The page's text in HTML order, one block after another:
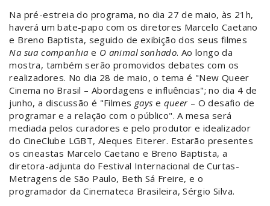
Na pré-estreia do programa, no dia 27 de maio, às 21h,
haverá um bate-papo com os diretores Marcelo Caetano
e Breno Baptista, seguido de exibição dos seus filmes
Na sua companhia e O animal sonhado. Ao longo da
mostra, também serão promovidos debates com os
realizadores. No dia 28 de maio, o tema é "New Queer
Cinema no Brasil – Abordagens e influências"; no dia 4 de
junho, a discussão é "Filmes gays e queer – O desafio de
programar e a relação com o público". A mesa será
mediada pelos curadores e pelo produtor e idealizador
do CineClube LGBT, Aleques Eiterer. Estarão presentes
os cineastas Marcelo Caetano e Breno Baptista, a
diretora-adjunta do Festival Internacional de Curtas-
Metragens de São Paulo, Beth Sá Freire, e o
programador da Cinemateca Brasileira, Sérgio Silva.